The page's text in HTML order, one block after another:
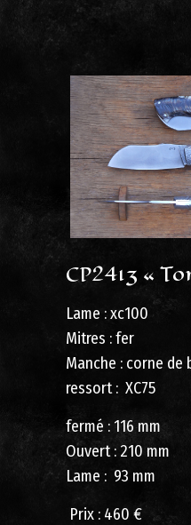
CP2413 «
Lame : xc100
Mitres : fer
Manche : corne de
ressort : XC75
fermé : 116 mm
Ouvert : 210 mm
Lame : 93 mm
Prix : 460 €